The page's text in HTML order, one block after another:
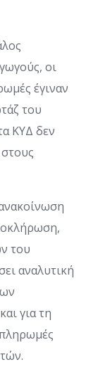
οι
έγιναν
του
ΚΥΔ δεν
του
αναλυτική
για τη